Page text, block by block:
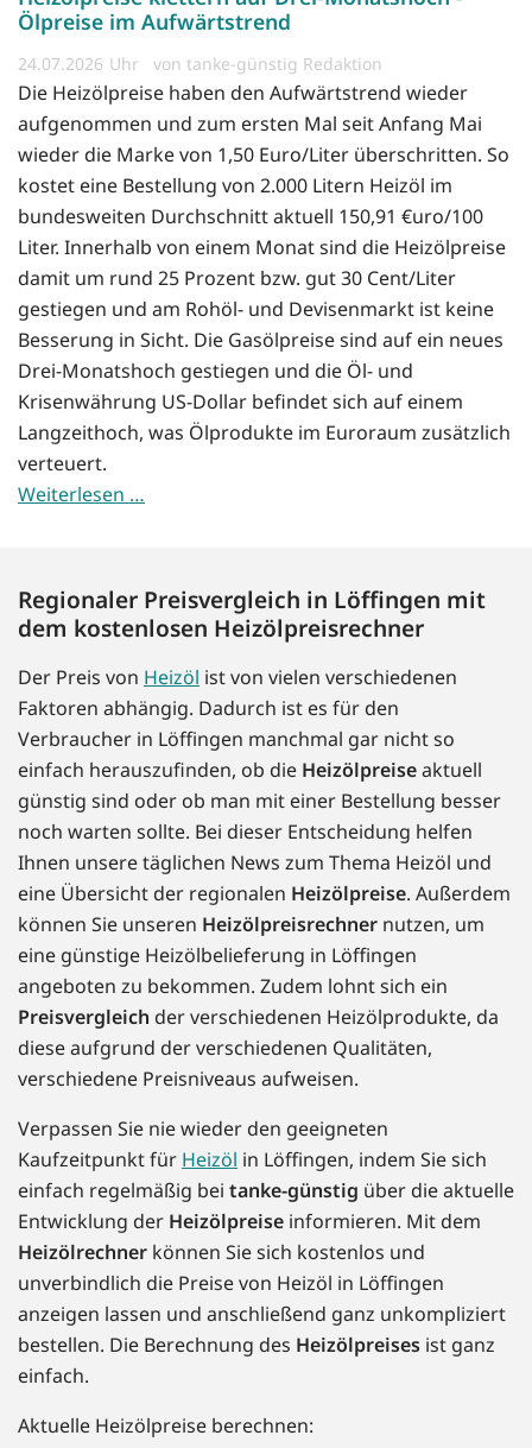
Ölpreise im Aufwärtstrend
24.07.2026 von tanke-günstig Redaktion
Die Heizölpreise haben den Aufwärtstrend wieder
aufgenommen und zum ersten Mal seit Anfang Mai
wieder die Marke von 1,50 Euro/Liter überschritten. So
kostet eine Bestellung von 2.000 Litern Heizöl im
bundesweiten Durchschnitt aktuell 150,91 €uro/100
Liter. Innerhalb von einem Monat sind die Heizölpreise
damit um rund 25 Prozent bzw. gut 30 Cent/Liter
gestiegen und am Rohöl- und Devisenmarkt ist keine
Besserung in Sicht. Die Gasölpreise sind auf ein neues
Drei-Monatshoch gestiegen und die Öl- und
Krisenwährung US-Dollar befindet sich auf einem
Langzeithoch, was Ölprodukte im Euroraum zusätzlich
verteuert.
Weiterlesen …
Regionaler Preisvergleich in Löffingen mit
dem kostenlosen Heizölpreisrechner
Der Preis von Heizöl ist von vielen verschiedenen
Faktoren abhängig. Dadurch ist es für den
Verbraucher in Löffingen manchmal gar nicht so
einfach herauszufinden, ob die Heizölpreiseaktuell
günstig sind oder ob man mit einer Bestellung besser
noch warten sollte. Bei dieser Entscheidung helfen
Ihnen unsere täglichen News zum Thema Heizöl und
eine Übersicht der regionalen Heizölpreise. Außerdem
können Sie unseren Heizölpreisrechner nutzen, um
eine günstige Heizölbelieferung in Löffingen
angeboten zu bekommen. Zudem lohnt sich ein
Preisvergleich der verschiedenen Heizölprodukte, da
diese aufgrund der verschiedenen Qualitäten,
verschiedene Preisniveaus aufweisen.
Verpassen Sie nie wieder den geeigneten
Kaufzeitpunkt für Heizöl in Löffingen, indem Sie sich
einfach regelmäßig bei tanke-günstig über die aktuelle
Entwicklung der Heizölpreise informieren. Mit dem
Heizölrechner können Sie sich kostenlos und
unverbindlich die Preise von Heizöl in Löffingen
anzeigen lassen und anschließend ganz unkompliziert
bestellen. Die Berechnung des Heizölpreises ist ganz
einfach.
Aktuelle Heizölpreise berechnen: